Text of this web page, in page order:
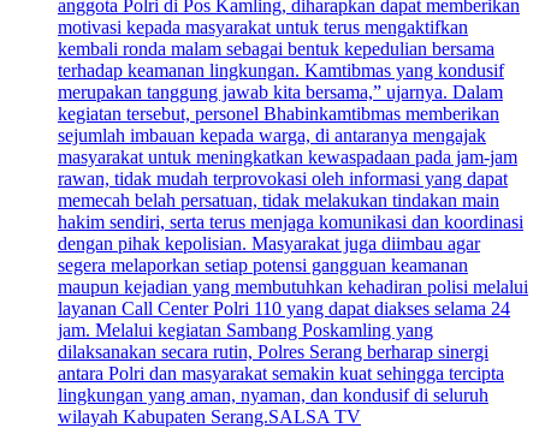
anggota Polri di Pos Kamling, diharapkan dapat memberikan
motivasi kepada masyarakat untuk terus mengaktifkan
kembali ronda malam sebagai bentuk kepedulian bersama
terhadap keamanan lingkungan. Kamtibmas yang kondusif
merupakan tanggung jawab kita bersama,” ujarnya. Dalam
kegiatan tersebut, personel Bhabinkamtibmas memberikan
sejumlah imbauan kepada warga, di antaranya mengajak
masyarakat untuk meningkatkan kewaspadaan pada jam-jam
rawan, tidak mudah terprovokasi oleh informasi yang dapat
memecah belah persatuan, tidak melakukan tindakan main
hakim sendiri, serta terus menjaga komunikasi dan koordinasi
dengan pihak kepolisian. Masyarakat juga diimbau agar
segera melaporkan setiap potensi gangguan keamanan
maupun kejadian yang membutuhkan kehadiran polisi melalui
layanan Call Center Polri 110 yang dapat diakses selama 24
jam. Melalui kegiatan Sambang Poskamling yang
dilaksanakan secara rutin, Polres Serang berharap sinergi
antara Polri dan masyarakat semakin kuat sehingga tercipta
lingkungan yang aman, nyaman, dan kondusif di seluruh
wilayah Kabupaten Serang.SALSA TV